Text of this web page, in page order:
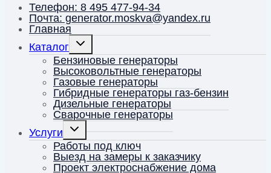
Телефон: 8 495 477-94-34
Почта: generator.moskva@yandex.ru
Главная
Каталог
Переключить
дочернее
меню
Бензиновые генераторы
Высоковольтные генераторы
Газовые генераторы
Гибридные генераторы газ-бензин
Дизельные генераторы
Сварочные генераторы
Услуги
Переключить
дочернее
меню
Работы под ключ
Выезд на замеры к заказчику
Проект электроснабжение дома